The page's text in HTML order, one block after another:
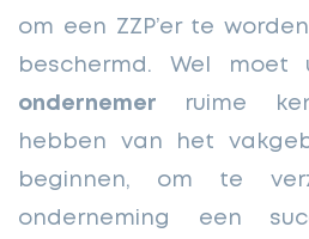
om een ZZP’er te
beschermd. Wel
ondernemer ruime
hebben van het
beginnen, om te
onderneming een